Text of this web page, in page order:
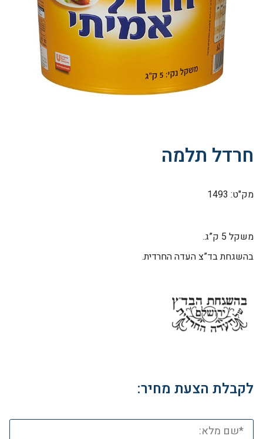
חרדל תלמה
מק"ט: 1493
משקל 5 ק”ג.
בהשגחת בד”צ העדה החרדית.
לקבלת הצעת מחיר: